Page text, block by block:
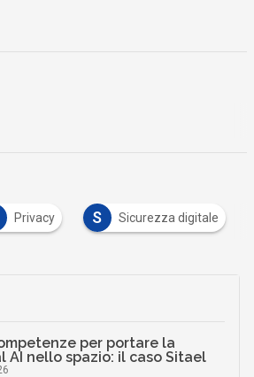
Privacy S Sicurezza digitale
per portare la
AI nello spazio: il caso Sitael